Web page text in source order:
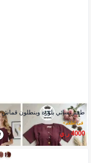
في اطقم>
4000 ر.ي